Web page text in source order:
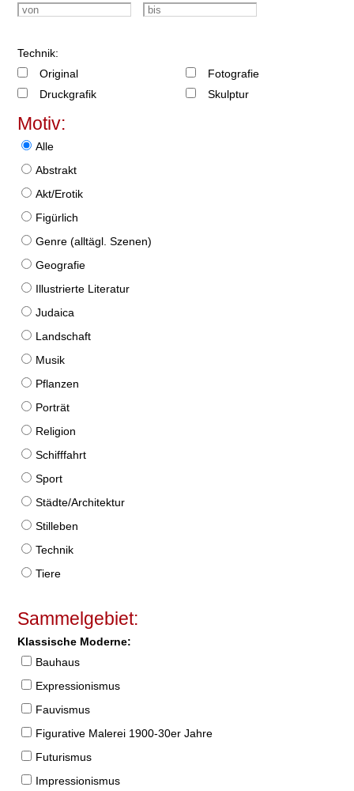
Technik:
Original
Druckgrafik
Fotografie
Skulptur
Motiv:
Alle
Abstrakt
Akt/Erotik
Figürlich
Genre (alltägl. Szenen)
Geografie
Illustrierte Literatur
Judaica
Landschaft
Musik
Pflanzen
Porträt
Religion
Schifffahrt
Sport
Städte/Architektur
Stilleben
Technik
Tiere
Sammelgebiet:
Klassische Moderne:
Bauhaus
Expressionismus
Fauvismus
Figurative Malerei 1900-30er Jahre
Futurismus
Impressionismus